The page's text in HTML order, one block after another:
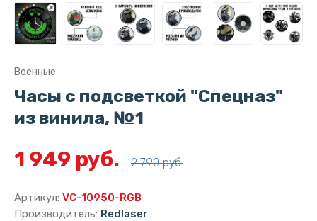
Военные
Часы с подсветкой "Спецназ"
из винила, №1
1 949 руб. 2 790 руб.
Артикул: VC-10950-RGB
Производитель: Redlaser